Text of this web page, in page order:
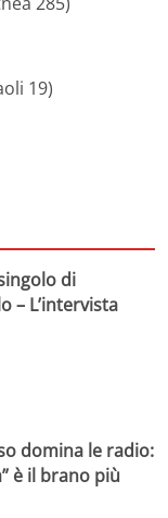
19)
di
– L’intervista
domina le radio:
è il brano più